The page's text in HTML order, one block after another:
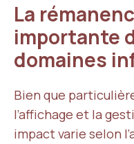
La
importante
domaines
Bien que
l’affichage et la
impact varie selon